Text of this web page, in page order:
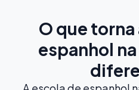
O que torna
espanhol